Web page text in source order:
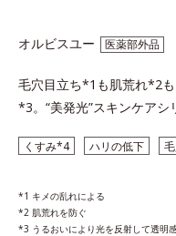
オルビスユー 医薬部外品
毛穴目立ち*1も肌荒れ*2も
*3。 “美発光”スキンケアシ
くすみ*4 ハリの低下
*1 キメの乱れによる
*2 肌荒れを防ぐ
*3 うるおいにより光を反射して透明